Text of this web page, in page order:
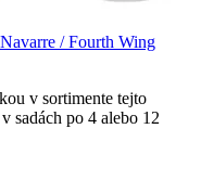
/ Fourth Wing
v sortimente tejto
sadách po 4 alebo 12